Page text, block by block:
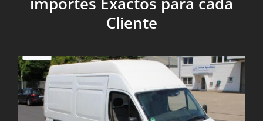
Cliente